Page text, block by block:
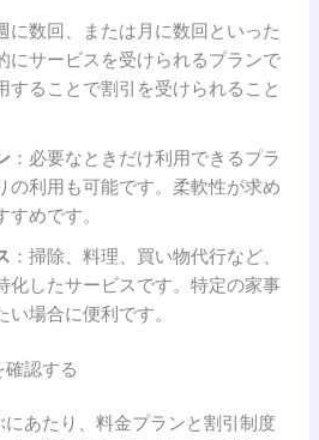
に数回、または月に数回といった
にサービスを受けられるプランで
することで割引を受けられること
：必要なときだけ利用できるプラ
の利用も可能です。柔軟性が求め
すめです。
：掃除、料理、買い物代行など、
化したサービスです。特定の家事
い場合に便利です。
認する
あたり、料金プランと割引制度